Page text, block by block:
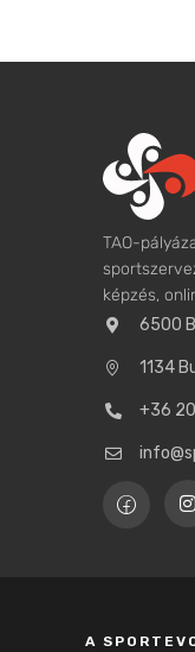
TAO-
képzés,
6500
1134
+36
A